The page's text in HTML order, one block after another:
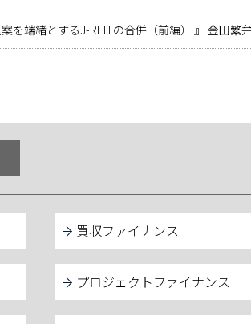
端緒とするJ-REITの合併（前編） 』 金田繁弁
買収ファイナンス
プロジェクトファイナンス